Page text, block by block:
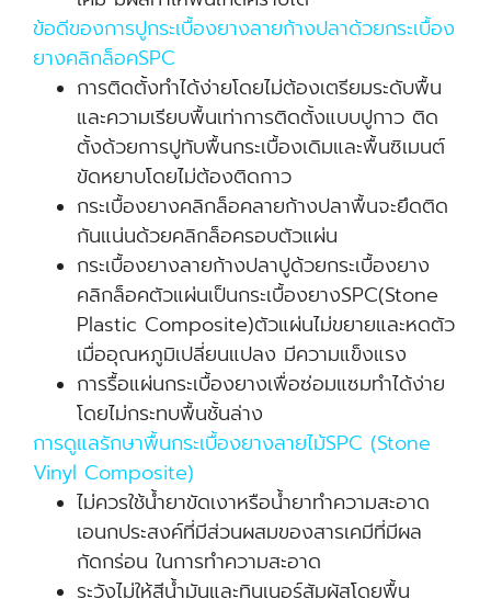
ข้อดีของการปูกระเบื้องยางลายก้างปลาด้วยกระเบื้อง
ยางคลิกล็อคSPC
การติดตั้งทำได้ง่ายโดยไม่ต้องเตรียมระดับพื้น
และความเรียบพื้นเท่าการติดตั้งแบบปูกาว ติด
ตั้งด้วยการปูทับพื้นกระเบื้องเดิมและพื้นซิเมนต์
ขัดหยาบโดยไม่ต้องติดกาว
กระเบื้องยางคลิกล็อคลายก้างปลาพื้นจะยึดติด
กันแน่นด้วยคลิกล็อครอบตัวแผ่น
กระเบื้องยางลายก้างปลาปูด้วยกระเบื้องยาง
คลิกล็อคตัวแผ่นเป็นกระเบื้องยางSPC(Stone
Plastic Composite)ตัวแผ่นไม่ขยายและหดตัว
เมื่ออุณหภูมิเปลี่ยนแปลง มีความแข็งแรง
การรื้อแผ่นกระเบื้องยางเพื่อซ่อมแซมทำได้ง่าย
โดยไม่กระทบพื้นชั้นล่าง
การดูแลรักษาพื้นกระเบื้องยางลายไม้SPC (Stone
Vinyl Composite)
ไม่ควรใช้น้ำยาขัดเงาหรือน้ำยาทำความสะอาด
เอนกประสงค์ที่มีส่วนผสมของสารเคมีที่มีผล
กัดกร่อน ในการทำความสะอาด
ระวังไม่ให้สีน้ำมันและทินเนอร์สัมผัสโดยพื้น